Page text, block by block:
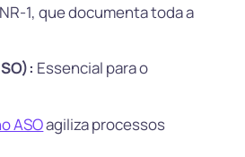
1, que documenta toda a
Essencial para o
ASOagiliza processos